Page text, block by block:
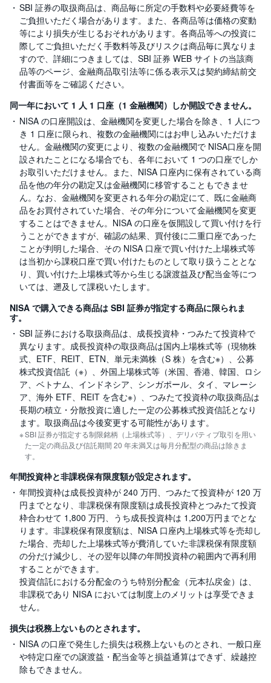
SBI 証券の取扱商品は、商品毎に所定の手数料や必要経費等を
ご負担いただく場合があります。また、各商品等は価格の変動
等により損失が生じるおそれがあります。各商品等への投資に
際してご負担いただく手数料等及びリスクは商品毎に異なりま
すので、詳細につきましては、SBI 証券 WEB サイトの当該商
品等のページ、金融商品取引法等に係る表示又は契約締結前交
付書面等をご確認ください。
同一年において 1 人 1 口座（1 金融機関）しか開設できません。
NISA の口座開設は、金融機関を変更した場合を除き、1 人につ
き 1 口座に限られ、複数の金融機関にはお申し込みいただけま
せん。金融機関の変更により、複数の金融機関で NISA口座を開
設されたことになる場合でも、各年において 1 つの口座でしか
お取引いただけません。また、NISA 口座内に保有されている商
品を他の年分の勘定又は金融機関に移管することもできませ
ん。なお、金融機関を変更される年分の勘定にて、既に金融商
品をお買付されていた場合、その年分について金融機関を変更
することはできません。NISA の口座を仮開設して買い付けを行
うことができますが、確認の結果、買付後に二重口座であった
ことが判明した場合、その NISA 口座で買い付けた上場株式等
は当初から課税口座で買い付けたものとして取り扱うこととな
り、買い付けた上場株式等から生じる譲渡益及び配当金等につ
いては、遡及して課税いたします。
NISA で購入できる商品は SBI 証券が指定する商品に限られま
す。
SBI 証券における取扱商品は、成長投資枠・つみたて投資枠で
異なります。成長投資枠の取扱商品は国内上場株式等（現物株
式、ETF、REIT、ETN、単元未満株（S 株）を含む※）、公募
株式投資信託（※）、外国上場株式等（米国、香港、韓国、ロシ
ア、ベトナム、インドネシア、シンガポール、タイ、マレーシ
ア、海外 ETF、REIT を含む※）、つみたて投資枠の取扱商品は
長期の積立・分散投資に適した一定の公募株式投資信託となり
ます。取扱商品は今後変更する可能性があります。
SBI 証券が指定する制限銘柄（上場株式等）、デリバティブ取引を用い
た一定の商品及び信託期間 20 年未満又は毎月分配型の商品は除きま
す。
年間投資枠と非課税保有限度額が設定されます。
年間投資枠は成長投資枠が 240 万円、つみたて投資枠が 120 万
円までとなり、非課税保有限度額は成長投資枠とつみたて投資
枠合わせて 1,800 万円、うち成長投資枠は 1,200万円までとな
ります。非課税保有限度額は、NISA 口座内上場株式等を売却し
た場合、売却した上場株式等が費消していた非課税保有限度額
の分だけ減少し、その翌年以降の年間投資枠の範囲内で再利用
することができます。
投資信託における分配金のうち特別分配金（元本払戻金）は、
非課税であり NISA においては制度上のメリットは享受できま
せん。
損失は税務上ないものとされます。
NISA の口座で発生した損失は税務上ないものとされ、一般口座
や特定口座での譲渡益・配当金等と損益通算はできず、繰越控
除もできません。